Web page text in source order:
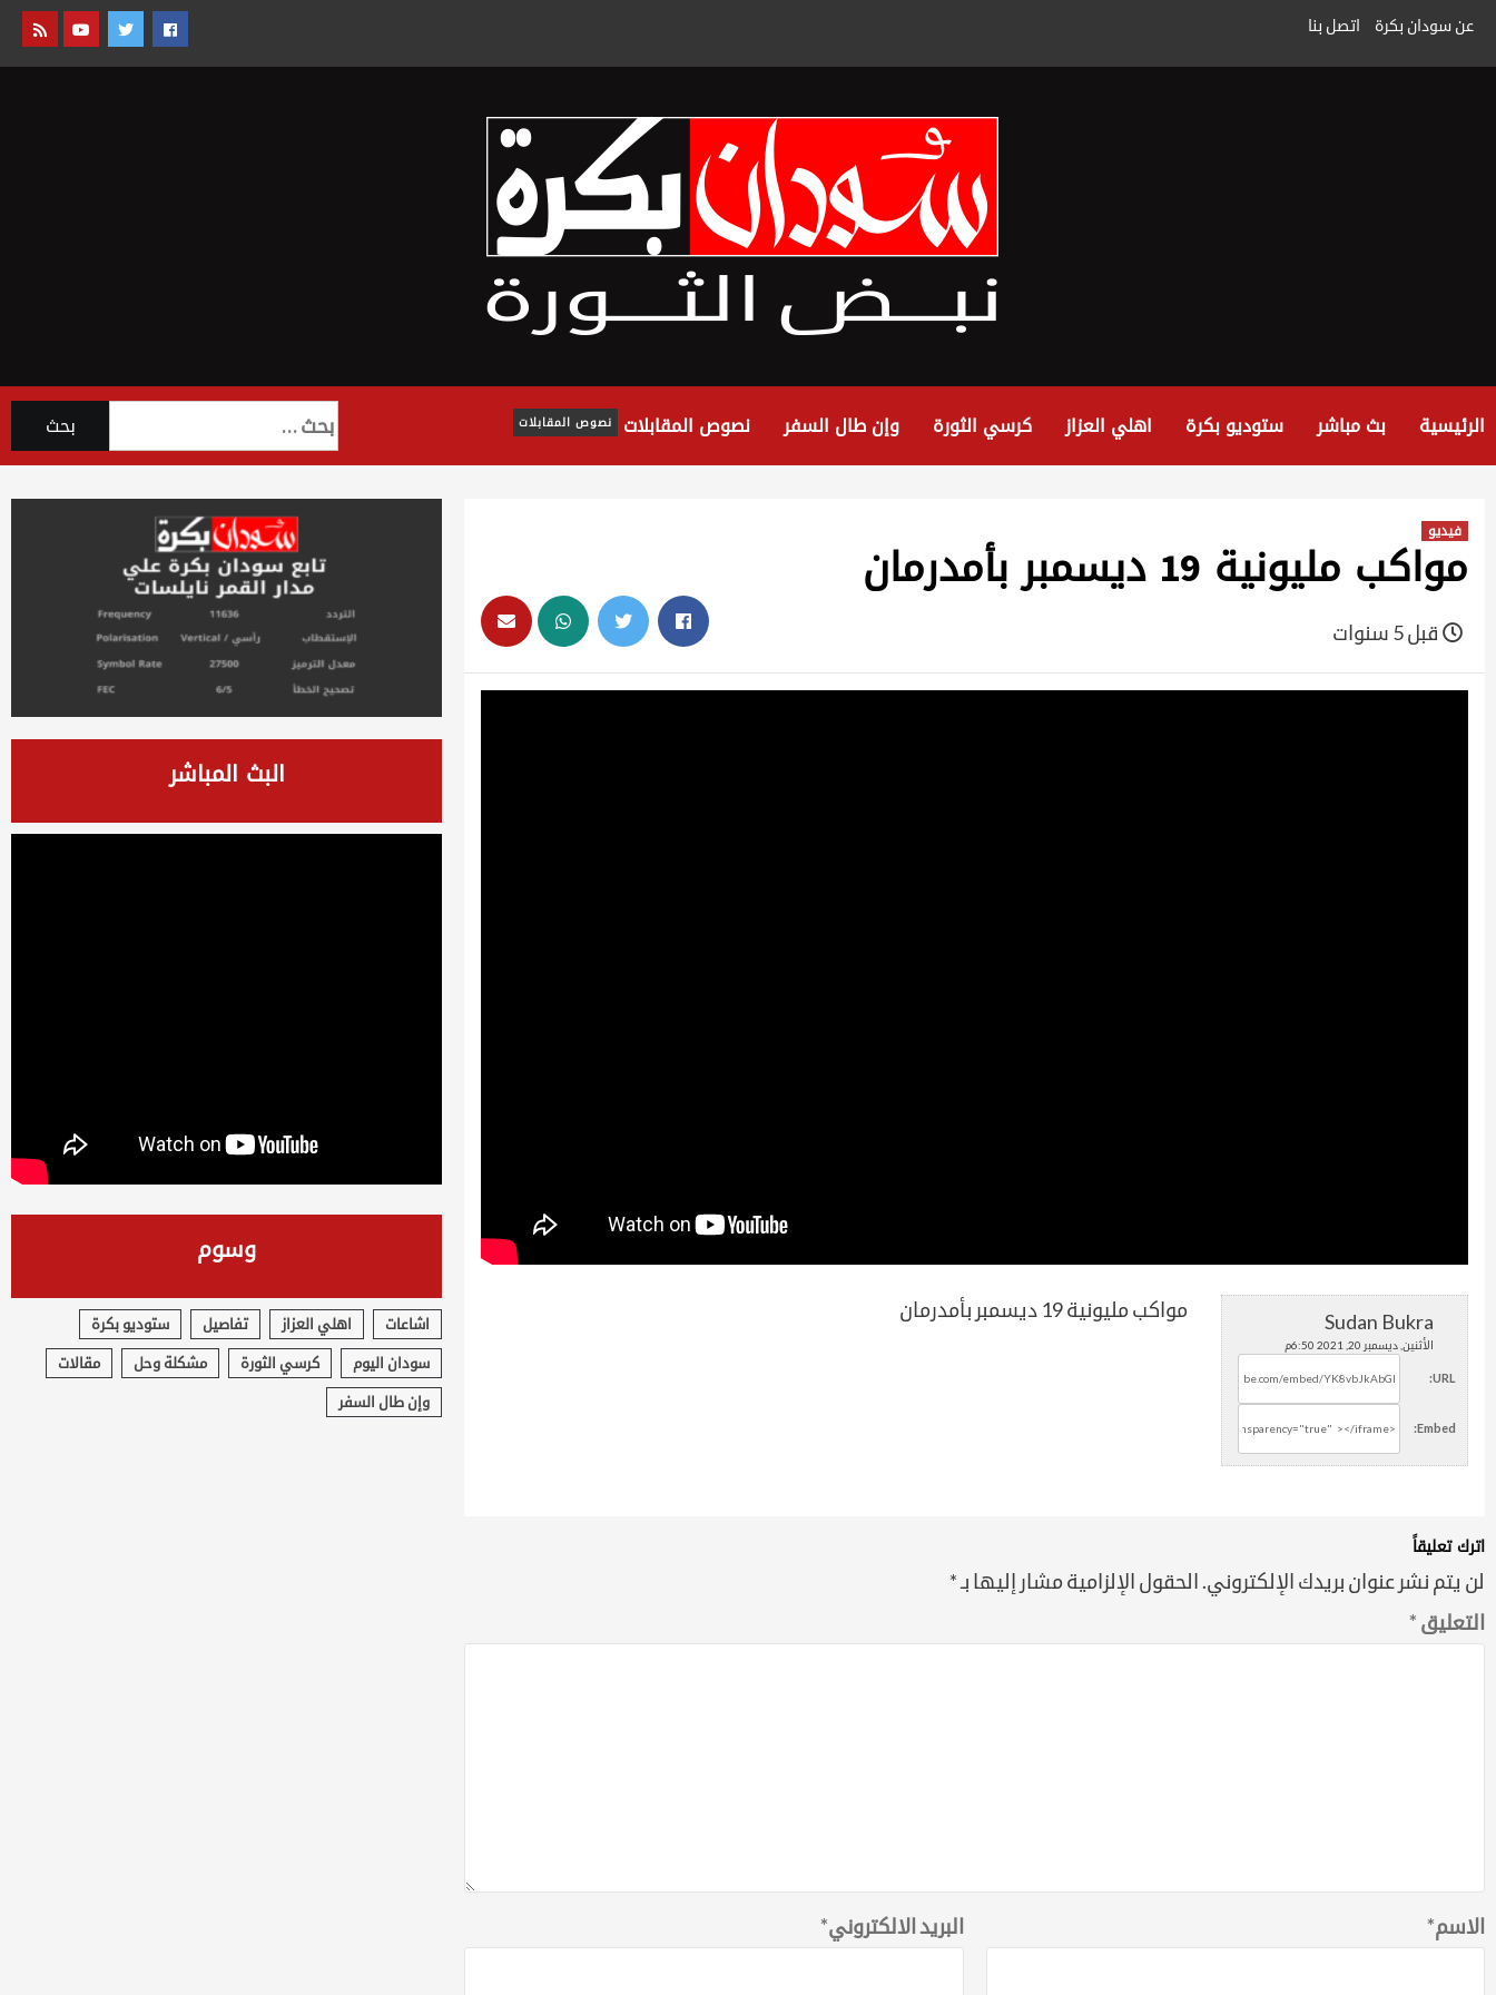
المحتوى
عن سودان بكرة اتصل بنا
الرئيسية بث مباشر ستوديو بكرة اهلي العزاز كرسي الثورة وإن طال السفر نصوص المقابلات نصوص المقابلات
البحث
عن:
فيديو
مواكب مليونية 19 ديسمبر بأمدرمان
قبل 5 سنوات
Sudan Bukra
الأثنين, ديسمبر 20, 2021 6:50م
URL:
Embed:
مواكب مليونية 19 ديسمبر بأمدرمان
اترك تعليقاً
لن يتم نشر عنوان بريدك الإلكتروني. الحقول الإلزامية مشار إليها بـ*
التعليق *
الاسم* البريد الالكتروني*
البث المباشر
وسوم
اشاعات اهلي العزاز تفاصيل ستوديو بكرة
سودان اليوم كرسي الثورة مشكلة وحل مقالات
وإن طال السفر